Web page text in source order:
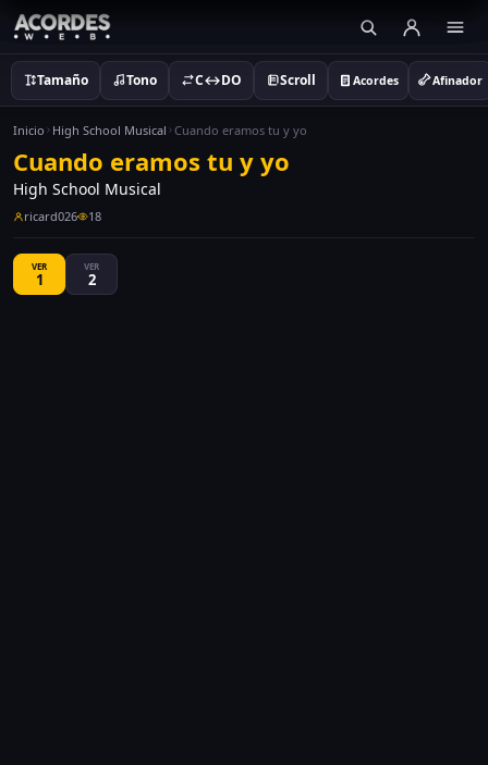
Tamaño Tono C↔DO Scroll Acordes Afinador
Inicio High School Musical Cuando eramos tu y yo
Cuando eramos tu y yo
High School Musical
ricard026 18
VER
1
VER
2